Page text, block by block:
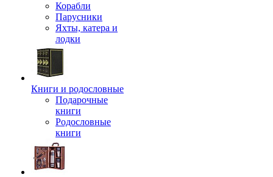
Корабли
Парусники
Яхты, катера и
лодки
Книги и родословные
Подарочные
книги
Родословные
книги